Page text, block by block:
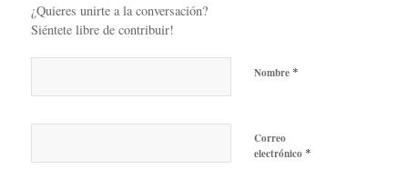
¿Quieres unirte a la conversación?
Siéntete libre de contribuir!
Nombre *
Correo
electrónico *